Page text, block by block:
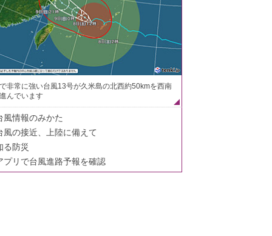
非常に強い台風13号が久米島の北西約50kmを西南
んでいます
風情報のみかた
風の接近、上陸に備えて
る防災
プリで台風進路予報を確認